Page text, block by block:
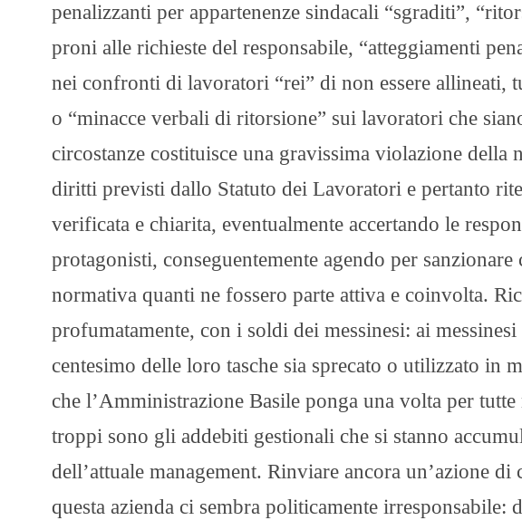
penalizzanti per appartenenze sindacali “sgraditi”,
proni alle richieste del responsabile, “atteggiamenti
nei confronti di lavoratori “rei” di non essere allineati,
o “minacce verbali di ritorsione” sui lavoratori che
circostanze costituisce una gravissima violazione
diritti previsti dallo Statuto dei Lavoratori e pertanto
verificata e chiarita, eventualmente accertando le
protagonisti, conseguentemente agendo per
normativa quanti ne fossero parte attiva e coinvolta.
profumatamente, con i soldi dei messinesi: ai
centesimo delle loro tasche sia sprecato o utilizzato in
che l’Amministrazione Basile ponga una volta per
troppi sono gli addebiti gestionali che si stanno
dell’attuale management. Rinviare ancora un’azione
questa azienda ci sembra politicamente